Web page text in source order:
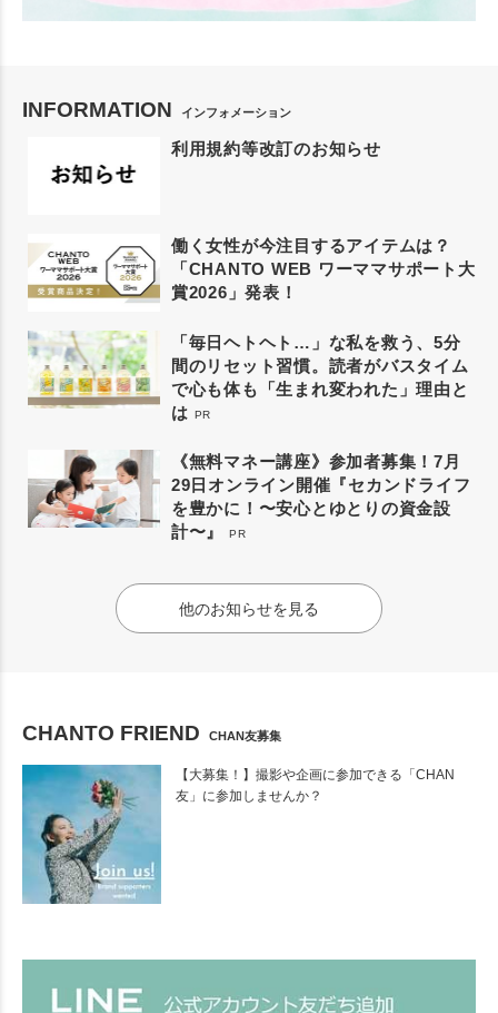
INFORMATION インフォメーション
利用規約等改訂のお知らせ
働く女性が今注目するアイテムは？
「CHANTO WEB ワーママサポート大
賞2026」発表！
「毎日ヘトヘト…」な私を救う、5分
間のリセット習慣。読者がバスタイム
で心も体も「生まれ変われた」理由と
は PR
《無料マネー講座》参加者募集！7月
29日オンライン開催『セカンドライフ
を豊かに！〜安心とゆとりの資金設
計〜』
PR
他のお知らせを見る
CHANTO FRIEND CHAN友募集
【大募集！】撮影や企画に参加できる「CHAN
友」に参加しませんか？